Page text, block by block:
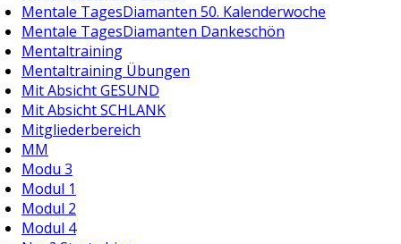
Mentale TagesDiamanten 50. Kalenderwoche
Mentale TagesDiamanten Dankeschön
Mentaltraining
Mentaltraining Übungen
Mit Absicht GESUND
Mit Absicht SCHLANK
Mitgliederbereich
MM
Modu 3
Modul 1
Modul 2
Modul 4